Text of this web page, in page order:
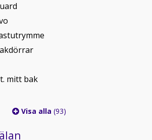
mitt bak
Visa alla (93)